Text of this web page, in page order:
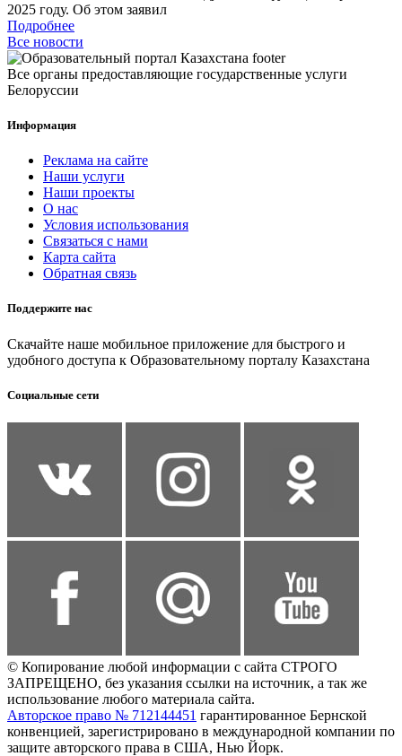
2025 году. Об этом заявил
Подробнее
Все новости
Все органы предоставляющие государственные услуги
Белоруссии
Информация
Реклама на сайте
Наши услуги
Наши проекты
О нас
Условия использования
Связаться с нами
Карта сайта
Обратная связь
Поддержите нас
Скачайте наше мобильное приложение для быстрого и
удобного доступа к Образовательному порталу Казахстана
Социальные сети
© Копирование любой информации с сайта СТРОГО
ЗАПРЕЩЕНО, без указания ссылки на источник, а так же
использование любого материала сайта.
Авторское право № 712144451 гарантированное Бернской
конвенцией, зарегистрировано в международной компании по
защите авторского права в США, Нью Йорк.